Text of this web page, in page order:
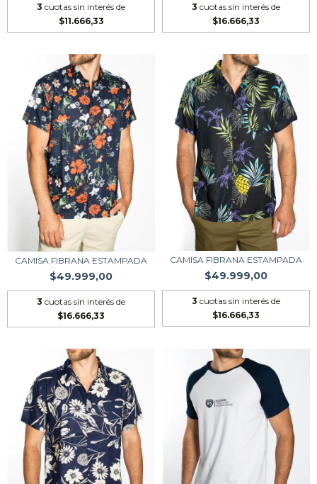
3 cuotas sin interés de
$11.666,33
3 cuotas sin interés de
$16.666,33
CAMISA FIBRANA ESTAMPADA
$49.999,00
3 cuotas sin interés de
$16.666,33
CAMISA FIBRANA ESTAMPADA
$49.999,00
3 cuotas sin interés de
$16.666,33